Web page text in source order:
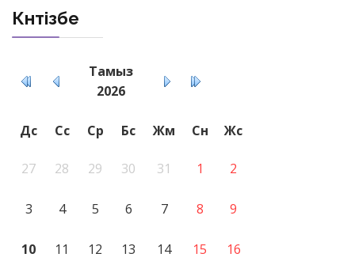
Күнтізбе
Тамыз
2026
Дс Сс Ср Бс Жм Сн Жс
27 28 29 30 31 1 2
3 4 5 6 7 8 9
10 11 12 13 14 15 16